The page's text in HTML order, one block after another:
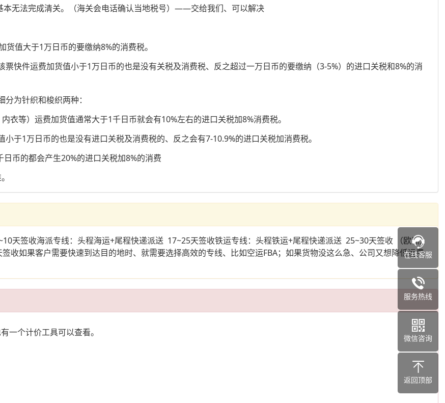
无法完成清关。（海关会电话确认当地税号）——交给我们、可以解决
值大于1万日币的要缴纳8%的消费税。
快件运费加货值小于1万日币的也是没有关税及消费税、反之超过一万日币的要缴纳（3-5%）的进口关税和8%的消
为针织和梭织两种：
衣等）运费加货值通常大于1千日币就会有10%左右的进口关税加8%消费税。
于1万日币的也是没有进口关税及消费税的、反之会有7-10.9%的进口关税加消费税。
币的都会产生20%的进口关税加8%的消费
天签收海派专线：头程海运+尾程快递派送 17~25天签收铁运专线：头程铁运+尾程快递派送 25~30天签收 （欧洲）
收如果客户需要快速到达目的地时、就需要选择高效的专线、比如空运FBA；如果货物没这么急、公司又想降低运费
一个计价工具可以查看。
在线客服
服务热线
微信咨询
返回顶部